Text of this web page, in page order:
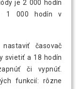
je 2 000 hodín
1 000 hodín v
časovač
svietiť a 18 hodín
či vypnúť.
funkcií: rôzne